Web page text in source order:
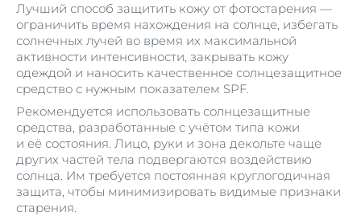
Лучший способ защитить кожу от фотостарения —
ограничить время нахождения на солнце, избегать
солнечных лучей во время их максимальной
активности интенсивности, закрывать кожу
одеждой и наносить качественное солнцезащитное
средство с нужным показателем SPF.
Рекомендуется использовать солнцезащитные
средства, разработанные с учётом типа кожи
и её состояния. Лицо, руки и зона декольте чаще
других частей тела подвергаются воздействию
солнца. Им требуется постоянная круглогодичная
защита, чтобы минимизировать видимые признаки
старения.